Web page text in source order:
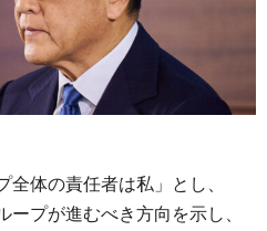
体の責任者は私」とし、
ープが進むべき方向を示し、